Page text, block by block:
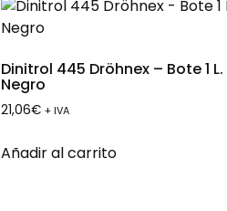
Dinitrol 445 Dröhnex – Bote 1
Negro
21,06€ + IVA
Añadir al carrito